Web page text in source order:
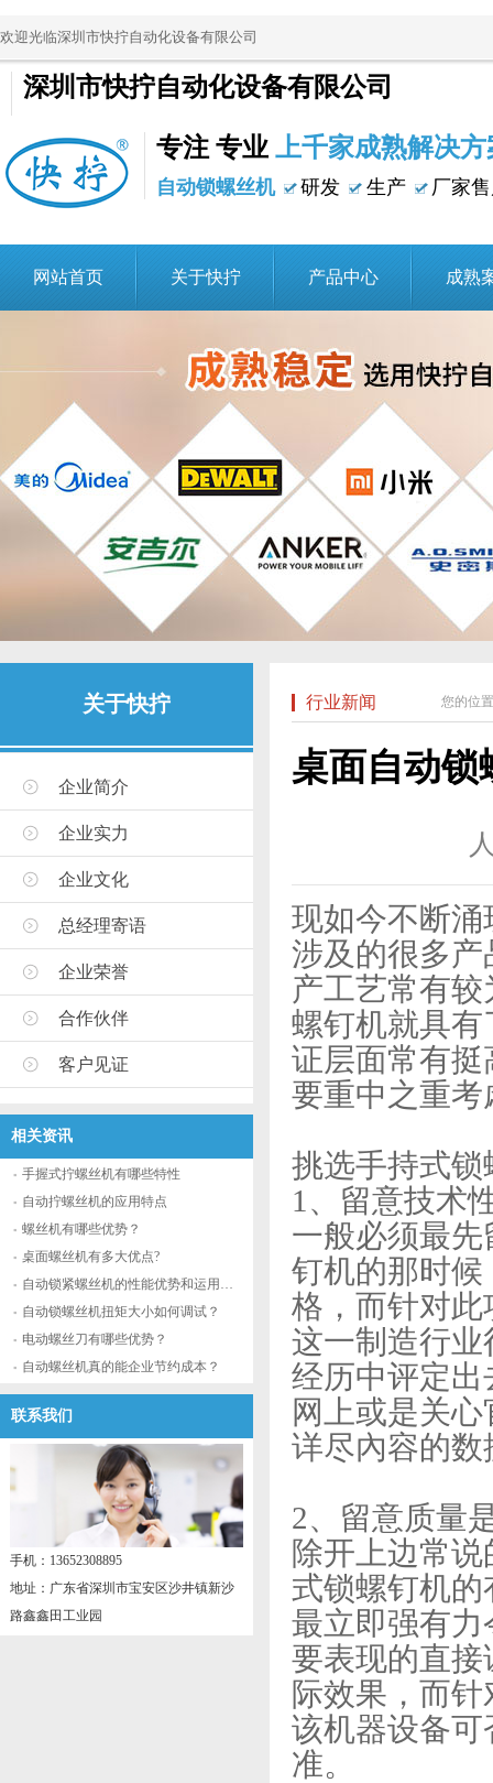
欢迎光临深圳市快拧自动化设备有限公司
深圳市快拧自动化设备有限公司
专注 专业 上千家成熟解决方
自动锁螺丝机 研发 生产 厂家
网站首页 关于快拧 产品中心 成熟
关于快拧
企业简介
企业实力
企业文化
总经理寄语
企业荣誉
合作伙伴
客户见证
相关资讯
手握式拧螺丝机有哪些特性
自动拧螺丝机的应用特点
螺丝机有哪些优势？
桌面螺丝机有多大优点?
自动锁紧螺丝机的性能优势和运用流程
自动锁螺丝机扭矩大小如何调试？
电动螺丝刀有哪些优势？
自动螺丝机真的能企业节约成本？
联系我们
手机：13652308895
地址：广东省深圳市宝安区沙井镇新沙
路鑫鑫田工业园
行业新闻 您的位
桌面自动锁
现如今不断
涉及的很多
产工艺常有
螺钉机就具
证层面常有
要重中之重
挑选手持式
1、留意技术
一般必须最
钉机的那时
格，而针对
这一制造行
经历中评定
网上或是关
详尽內容的数
2、留意质量
除开上边常
式锁螺钉机
最立即强有
要表现的直
际效果，而
该机器设备
准。